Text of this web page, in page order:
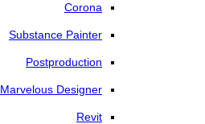
Corona
Substance Painter
Postproduction
Marvelous Designer
Revit